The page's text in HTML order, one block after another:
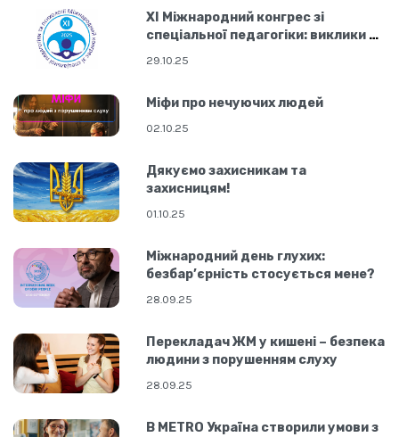
ХІ Міжнародний конгрес зі
спеціальної педагогіки: виклики в
29.10.25
Міфи про нечуючих людей
02.10.25
Дякуємо захисникам та
захисницям!
01.10.25
Міжнародний день глухих:
безбар’єрність стосується мене?
28.09.25
Перекладач ЖМ у кишені – безпека
людини з порушенням слуху
28.09.25
В МЕТRO Україна створили умови з